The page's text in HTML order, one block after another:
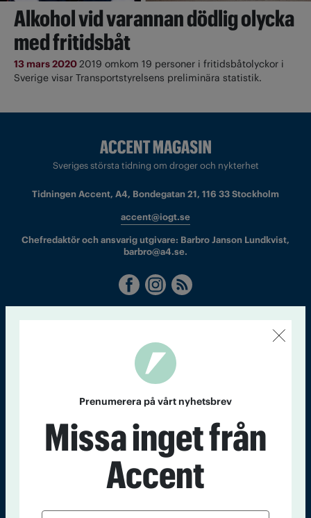
Alkohol vid varannan dödlig olycka
med fritidsbåt
13 mars 20202019 omkom 19 personer i fritidsbåtolyckor i
Sverige visar Transportstyrelsens preliminära statistik.
Sveriges största tidning om droger och nykterhet
Tidningen Accent, A4, Bondegatan 21, 116 33 Stockholm
accent@iogt.se
Chefredaktör och ansvarig utgivare: Barbro Janson Lundkvist,
barbro@a4.se.
Kontakt Om Tidningen Tidningsarkiv In English
Prenumerera på vårt nyhetsbrev
Missa inget från
Accent